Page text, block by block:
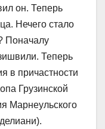
он. Теперь
Нечего стало
Поначалу
Теперь
в причастности
Грузинской
Марнеульского